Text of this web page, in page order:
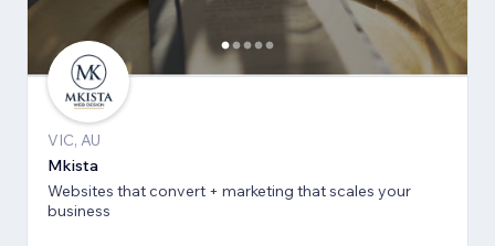
VIC, AU
Mkista
Websites that convert + marketing that scales your
business